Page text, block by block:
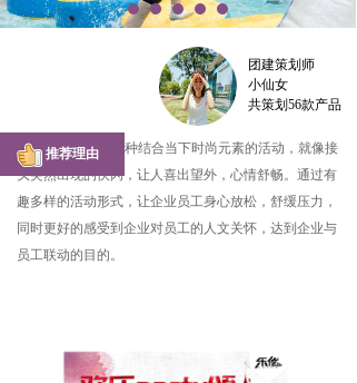
团建策划师
小仙女
共策划56款产品
“欢乐Party颂”是一种结合当下时尚元素的活动，就像接
头突然出现的快闪，让人喜出望外，心情舒畅。通过有
趣多样的活动形式，让企业员工身心放松，舒缓压力，
同时更好的感受到企业对员工的人文关怀，达到企业与
员工联动的目的。
推荐理由